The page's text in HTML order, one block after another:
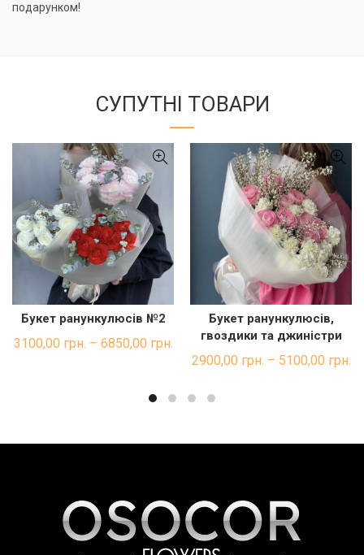
подарунком!
СУПУТНІ ТОВАРИ
ШВИДКА ПОКУПКА
Букет ранункулюсів №2
3100,00 грн. – 6850,00 грн.
ШВИДКА ПОКУПКА
Букет ранункулюсів,
гвоздики та джиністри
2900,00 грн. – 5100,00 грн.